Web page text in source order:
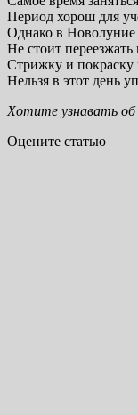
Период хорош для
Однако в Новолуние
Не стоит переезжать
Стрижку и
Нельзя в этот день
Хотите узнавать
Оцените статью